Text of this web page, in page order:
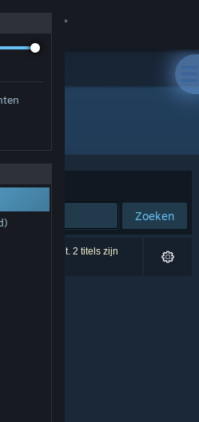
Zoeken
zoekopdracht. 2 titels zijn